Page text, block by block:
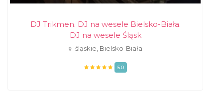
DJ Trikmen. DJ na wesele Bielsko-Biała.
DJ na wesele Śląsk
śląskie, Bielsko-Biała
5.0